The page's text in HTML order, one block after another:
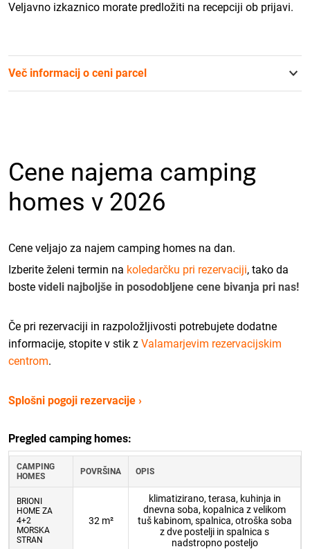
Veljavno izkaznico morate predložiti na recepciji ob prijavi.
Več informacij o ceni parcel
Cene najema camping
homes v 2026
Cene veljajo za najem camping homes na dan.
Izberite želeni termin na koledarčku pri rezervaciji, tako da
boste videli najboljše in posodobljene cene bivanja pri nas!
Če pri rezervaciji in razpoložljivosti potrebujete dodatne
informacije, stopite v stik z Valamarjevim rezervacijskim
centrom.
Splošni pogoji rezervacije ›
Pregled camping homes:
CAMPING
HOMES
POVRŠINA OPIS
BRIONI
HOME ZA
4+2
MORSKA
STRAN
32 m²
klimatizirano, terasa, kuhinja in
dnevna soba, kopalnica z velikom
tuš kabinom, spalnica, otroška soba
z dve postelji in spalnica s
nadstropno posteljo